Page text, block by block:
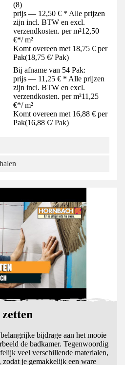
(8)
prijs — 12,50 € * Alle prijzen
zijn incl. BTW en excl.
verzendkosten. per m²12,50
€*/ m²
Komt overeen met 18,75 € per
Pak(18,75 €/ Pak)
Bij afname van 54 Pak:
prijs — 11,25 € * Alle prijzen
zijn incl. BTW en excl.
verzendkosten. per m²11,25
€*/ m²
Komt overeen met 16,88 € per
Pak(16,88 €/ Pak)
bijdrage aan het mooie
de badkamer. Tegenwoordig
veel verschillende materialen,
zodat je gemakkelijk een ware